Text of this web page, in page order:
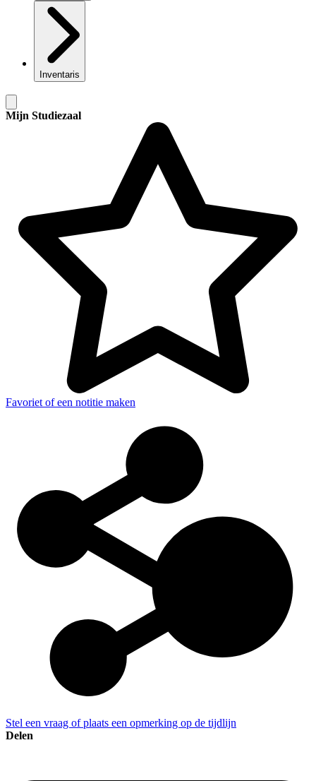
Inventaris
Mijn Studiezaal
Favoriet of een notitie maken
Stel een vraag of plaats een opmerking op de tijdlijn
Delen